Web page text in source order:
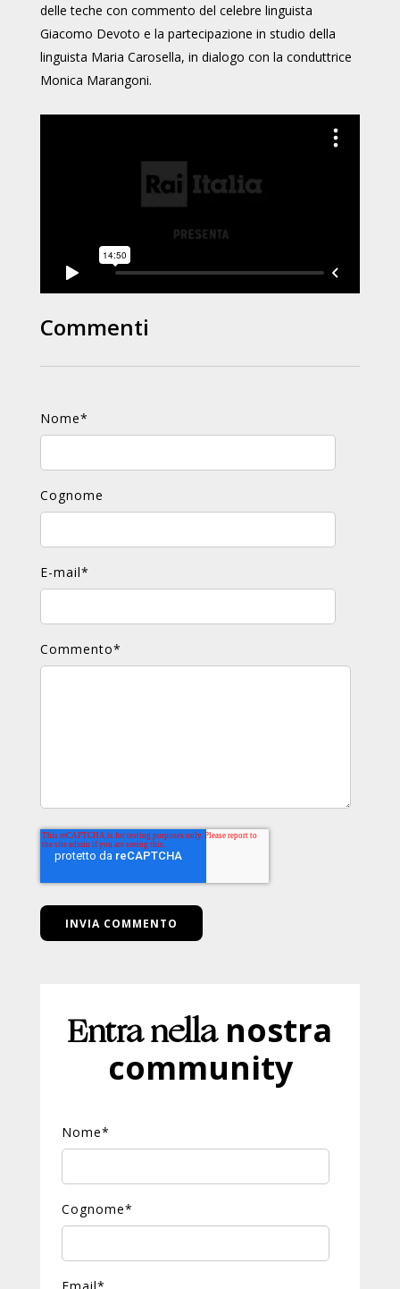
delle teche con commento del celebre linguista
Giacomo Devoto e la partecipazione in studio della
linguista Maria Carosella, in dialogo con la conduttrice
Monica Marangoni.
Commenti
Nome*
Cognome
E-mail*
Commento*
Entra nellanostra
community
Nome*
Cognome*